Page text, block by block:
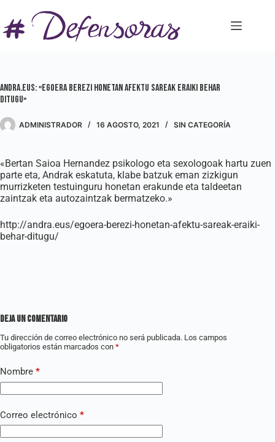
contenido
Andra.eus: «Egoera berezi honetan afektu sareak eraiki behar
ditugu»
ADMINISTRADOR 16 AGOSTO, 2021 SIN CATEGORÍA
«Bertan Saioa Hernandez psikologo eta sexologoak hartu zuen
parte eta, Andrak eskatuta, klabe batzuk eman zizkigun
murrizketen testuinguru honetan erakunde eta taldeetan
zaintzak eta autozaintzak bermatzeko.»
http://andra.eus/egoera-berezi-honetan-afektu-sareak-eraiki-
behar-ditugu/
Deja un comentario
Tu dirección de correo electrónico no será publicada. Los campos
obligatorios están marcados con *
Nombre *
Correo electrónico *